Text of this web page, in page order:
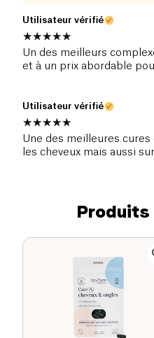
Utilisateur vérifié
Un des meilleurs
et à un prix abordable
Utilisateur vérifié
Une des meilleures
les cheveux mais aussi